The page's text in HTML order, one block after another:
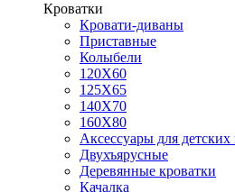
Кроватки
Кровати-диваны
Приставные
Колыбели
120Х60
125X65
140Х70
160Х80
Аксессуары для детских
Двухъярусные
Деревянные кроватки
Качалка